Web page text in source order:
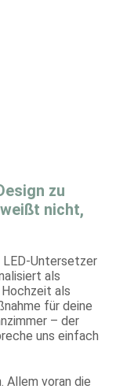
zu
nicht,
LED-Untersetzer
als
als
für deine
– der
uns einfach
Allem voran die